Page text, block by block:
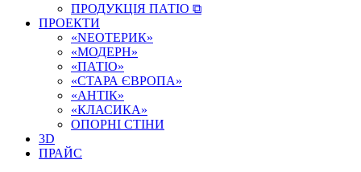
ПРОДУКЦІЯ ПАТІО ⧉
ПРОЕКТИ
«‎NEOТЕРИК»
«‎МОДЕРН»
«ПАТІО»
«СТАРА ЄВРОПА»
«АНТІК»
«КЛАСИКА»
ОПОРНІ СТІНИ
3D
ПРАЙС